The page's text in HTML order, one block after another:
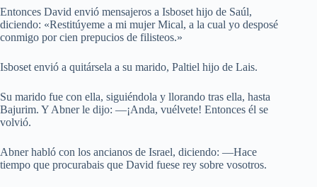
Entonces David envió mensajeros a Isboset hijo de Saúl,
diciendo: «Restitúyeme a mi mujer Mical, a la cual yo desposé
conmigo por cien prepucios de filisteos.»
Isboset envió a quitársela a su marido, Paltiel hijo de Lais.
Su marido fue con ella, siguiéndola y llorando tras ella, hasta
Bajurim. Y Abner le dijo: —¡Anda, vuélvete! Entonces él se
volvió.
Abner habló con los ancianos de Israel, diciendo: —Hace
tiempo que procurabais que David fuese rey sobre vosotros.